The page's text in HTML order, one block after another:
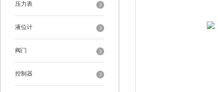
压力表
液位计
阀门
控制器